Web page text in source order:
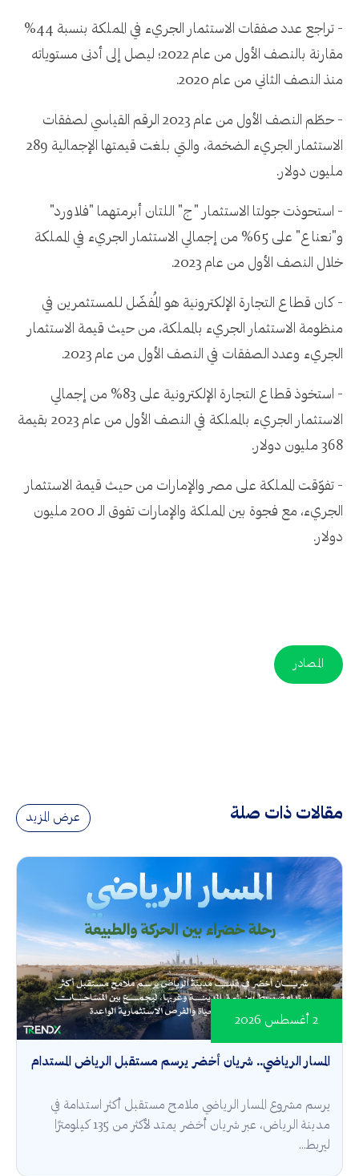
- تراجع عدد صفقات الاستثمار الجريء في المملكة بنسبة 44%
مقارنة بالنصف الأول من عام 2022؛ ليصل إلى أدنى مستوياته
منذ النصف الثاني من عام 2020.
- حطّم النصف الأول من عام 2023 الرقم القياسي لصفقات
الاستثمار الجريء الضخمة، والتي بلغت قيمتها الإجمالية 289
مليون دولار.
- استحوذت جولتا الاستثمار "ج" اللتان أبرمتهما "فلاورد"
و"نعناع" على 65% من إجمالي الاستثمار الجريء في المملكة
خلال النصف الأول من عام 2023.
- كان قطاع التجارة الإلكترونية هو المُفضّل للمستثمرين في
منظومة الاستثمار الجريء بالمملكة، من حيث قيمة الاستثمار
الجريء وعدد الصفقات في النصف الأول من عام 2023.
- استخوذ قطاع التجارة الإلكترونية على 83% من إجمالي
الاستثمار الجريء بالمملكة في النصف الأول من عام 2023 بقيمة
368 مليون دولار.
- تفوّقت المملكة على مصر والإمارات من حيث قيمة الاستثمار
الجريء، مع فجوة بين المملكة والإمارات تفوق الـ 200 مليون
دولار.
المصادر
مقالات ذات صلة عرض المزيد
المسار الرياضي.. شريان أخضر يرسم مستقبل الرياض المستدام
2 أغسطس 2026
يرسم مشروع المسار الرياضي ملامح مستقبل أكثر استدامة في
مدينة الرياض، عبر شريان أخضر يمتد لأكثر من 135 كيلومترًا
ليربط...